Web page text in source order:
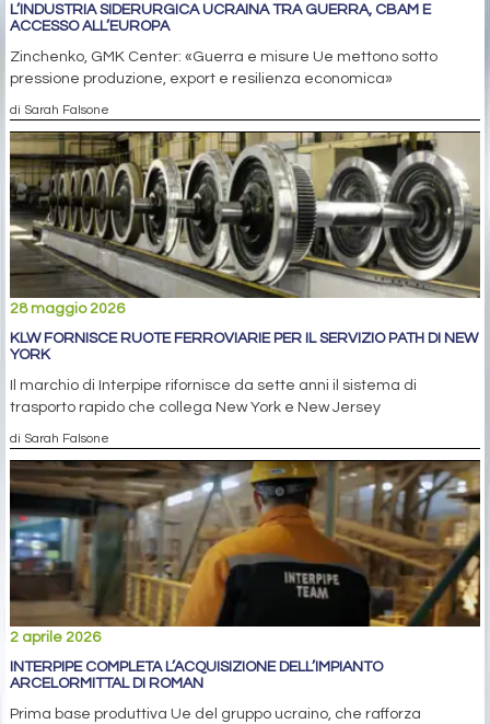
L’INDUSTRIA SIDERURGICA UCRAINA TRA GUERRA, CBAM E
ACCESSO ALL’EUROPA
Zinchenko, GMK Center: «Guerra e misure Ue mettono sotto
pressione produzione, export e resilienza economica»
di Sarah Falsone
28 maggio 2026
KLW FORNISCE RUOTE FERROVIARIE PER IL SERVIZIO PATH DI NEW
YORK
Il marchio di Interpipe rifornisce da sette anni il sistema di
trasporto rapido che collega New York e New Jersey
di Sarah Falsone
2 aprile 2026
INTERPIPE COMPLETA L’ACQUISIZIONE DELL’IMPIANTO
ARCELORMITTAL DI ROMAN
Prima base produttiva Ue del gruppo ucraino, che rafforza